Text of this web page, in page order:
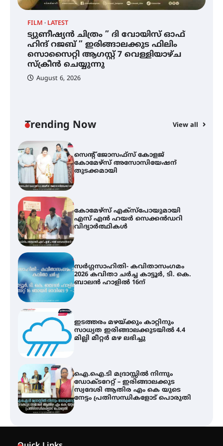
FILM LATEST
ട്യുണീഷ്യൻ ചിത്രം ” ദി വോയിസ് ഓഫ്
ഹിന്ദ് റജബ് ” ഇരിങ്ങാലക്കുട ഫിലിം
സൊസൈറ്റി ആഗസ്റ്റ് 7 വെള്ളിയാഴ്ച
സ്‌ക്രീൻ ചെയ്യുന്നു
August 6, 2026
Trending Now View all
സ്വദേശി ആതിര എം കെ യുടെ
ട്യുണീഷ്യൻ ചിത്രം ” ദി വോയിസ്
ഓഫ് ഹിന്ദ് റജബ് ” ഇരിങ്ങാലക്കുട
ഫിലിം സൊസൈറ്റി ആഗസ്റ്റ് 7
തുടക്കമായി
കോമേഴ്സ് എക്സ്പോയുമായി
എസ് എൻ ഹയർ സെക്കൻഡറി
വിദ്യാർത്ഥികൾ
സർഗ്ഗസാഹിതി- കവിതാസംഗമം
2026 കവിതാ ചർച്ച കാട്ടൂർ, ടി. കെ.
ബാലൻ ഹാളിൽ 16ന്
ഇടത്തരം മഴയ്ക്കും കാറ്റിനും
സാധ്യത ഇരിങ്ങാലക്കുടയിൽ 4.4
മില്ലി മീറ്റർ മഴ ലഭിച്ചു
ഐ.ഐ.ടി മദ്രാസ്സിൽ നിന്നും
ഡോക്ടറേറ്റ് – ഇരിങ്ങാലക്കുട
സ്വദേശി ആതിര എം കെ യുടെ
ട്യുണീഷ്യൻ ചിത്രം ” ദി വോയിസ്
ഓഫ് ഹിന്ദ് റജബ് ” ഇരിങ്ങാലക്കുട
ഫിലിം സൊസൈറ്റി ആഗസ്റ്റ് 7
വെള്ളിയാഴ്ച സ്‌ക്രീൻ ചെയ്യുന്നു